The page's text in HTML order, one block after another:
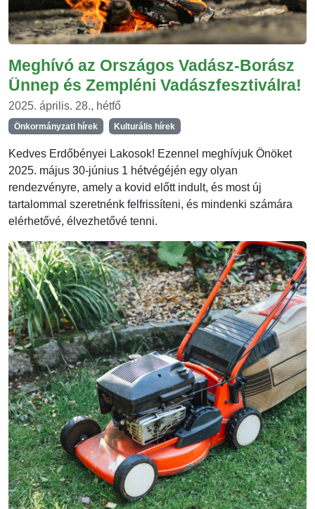
Meghívó az Országos Vadász-Borász
Ünnep és Zempléni Vadászfesztiválra!
2025. április. 28., hétfő
Önkormányzati hírek Kulturális hírek
Kedves Erdőbényei Lakosok! Ezennel meghívjuk Önöket
2025. május 30-június 1 hétvégéjén egy olyan
rendezvényre, amely a kovid előtt indult, és most új
tartalommal szeretnénk felfrissíteni, és mindenki számára
elérhetővé, élvezhetővé tenni.